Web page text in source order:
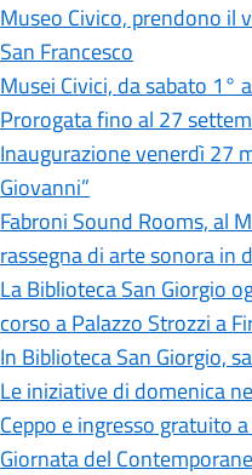
Museo Civico, prendono il
San Francesco
Musei Civici, da sabato 1°
Prorogata fino al 27
Inaugurazione venerdì 27
Giovanni”
Fabroni Sound Rooms, al
rassegna di arte sonora in
La Biblioteca San Giorgio
corso a Palazzo Strozzi a
In Biblioteca San Giorgio,
Le iniziative di domenica
Ceppo e ingresso gratuito
Giornata del